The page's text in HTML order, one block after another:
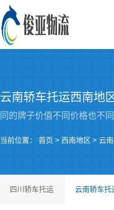
云南轿车托运西南地
同的牌子价值不同价格也不
当前位置： 首页 > 西南地区 > 云
四川轿车托运 云南轿车托